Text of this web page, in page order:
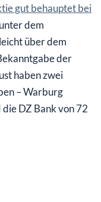
gut behauptet bei
dem
über dem
der
haben zwei
– Warburg
DZ Bank von 72